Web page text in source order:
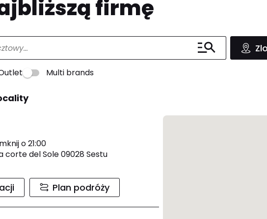
firmę
Multi brands
o 21:00
corte del Sole 09028 Sestu
Plan podróży